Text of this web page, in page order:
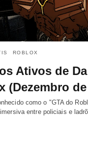
ROBLOX
Ativos de
(Dezembro de
como o "GTA do
entre policiais e